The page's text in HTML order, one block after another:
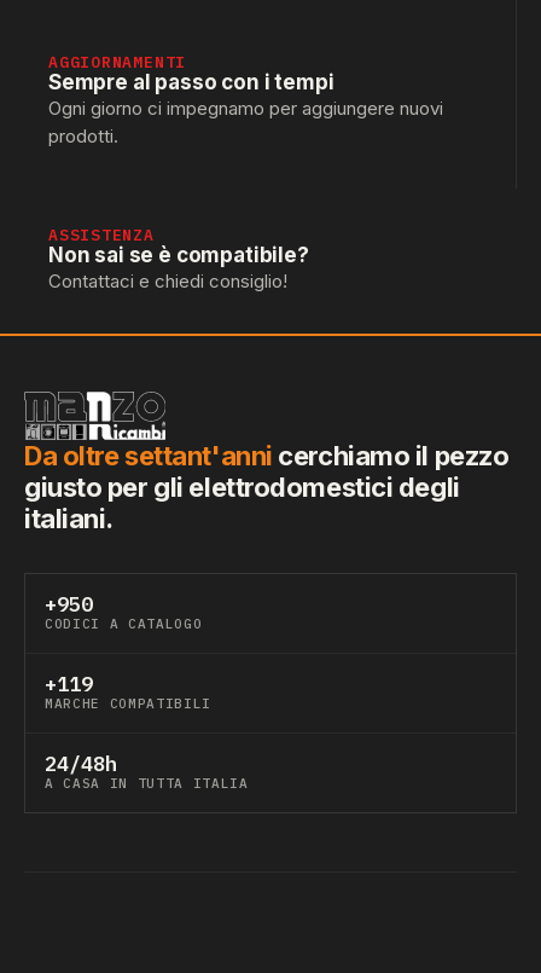
AGGIORNAMENTI
Sempre al passo con i tempi
Ogni giorno ci impegnamo per aggiungere nuovi
prodotti.
ASSISTENZA
Non sai se è compatibile?
Contattaci e chiedi consiglio!
Da oltre settant'anni cerchiamo il pezzo
giusto per gli elettrodomestici degli
italiani.
+950
CODICI A CATALOGO
+119
MARCHE COMPATIBILI
24/48h
A CASA IN TUTTA ITALIA